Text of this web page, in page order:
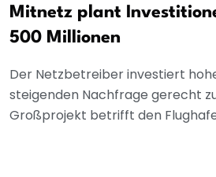
Mitnetz plant
500 Millionen
Der Netzbetreiber investiert
steigenden Nachfrage gerecht
Großprojekt betrifft den